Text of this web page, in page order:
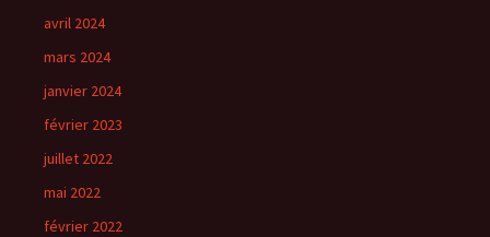
avril 2024
mars 2024
janvier 2024
février 2023
juillet 2022
mai 2022
février 2022